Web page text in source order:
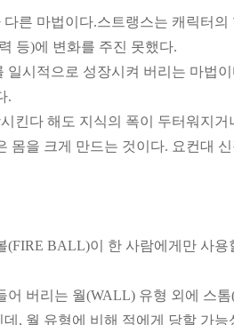
른 마법이다.스트랭스는 캐릭터
등)에 변화를 주진 못했다.
일시적으로 성장시켜 버리는 마법
.
킨다 해도 지식의 폭이 두터워지
몸을 크게 만드는 것이다. 요컨대
(FIRE BALL)이 한 사람에게만 사
어 버리는 월(WALL) 유형 외에 스
, 월 유형에 비해 적에게 당할 가능